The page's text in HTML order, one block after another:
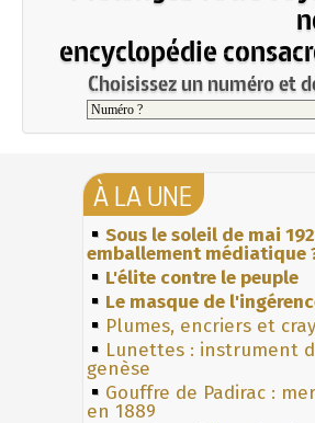
encyclopédie
Choisissez un numéro et
À LA UNE
Sous le soleil de mai
emballement médiatique
L'élite contre le peuple
Le masque de
Plumes, encriers et
Lunettes : instrument
genèse
Gouffre de Padirac :
en 1889